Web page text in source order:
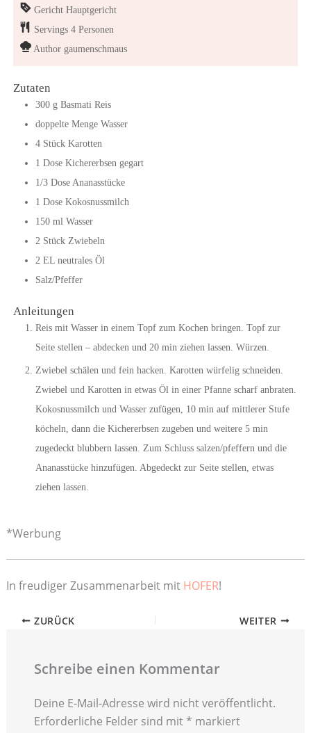
Gericht Hauptgericht
Servings 4 Personen
Author gaumenschmaus
Zutaten
300 g Basmati Reis
doppelte Menge Wasser
4 Stück Karotten
1 Dose Kichererbsen gegart
1/3 Dose Ananasstücke
1 Dose Kokosnussmilch
150 ml Wasser
2 Stück Zwiebeln
2 EL neutrales Öl
Salz/Pfeffer
Anleitungen
Reis mit Wasser in einem Topf zum Kochen bringen. Topf zur
Seite stellen – abdecken und 20 min ziehen lassen. Würzen.
Zwiebel schälen und fein hacken. Karotten würfelig schneiden.
Zwiebel und Karotten in etwas Öl in einer Pfanne scharf anbraten.
Kokosnussmilch und Wasser zufügen, 10 min auf mittlerer Stufe
köcheln, dann die Kichererbsen zugeben und weitere 5 min
zugedeckt blubbern lassen. Zum Schluss salzen/pfeffern und die
Ananasstücke hinzufügen. Abgedeckt zur Seite stellen, etwas
ziehen lassen.
*Werbung
In freudiger Zusammenarbeit mit HOFER!
ZURÜCK WEITER
Schreibe einen Kommentar
Deine E-Mail-Adresse wird nicht veröffentlicht.
Erforderliche Felder sind mit * markiert